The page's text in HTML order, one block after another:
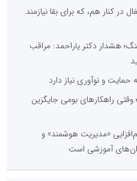
کنار هم، که برای بقا نیازمند
هشدار دکتر یاراحمد: مراقب
حمایت و نوآوری نیاز دارد
راهکارهای بومی جایگزین
«مدیریت هوشمند» و
آموزشی است